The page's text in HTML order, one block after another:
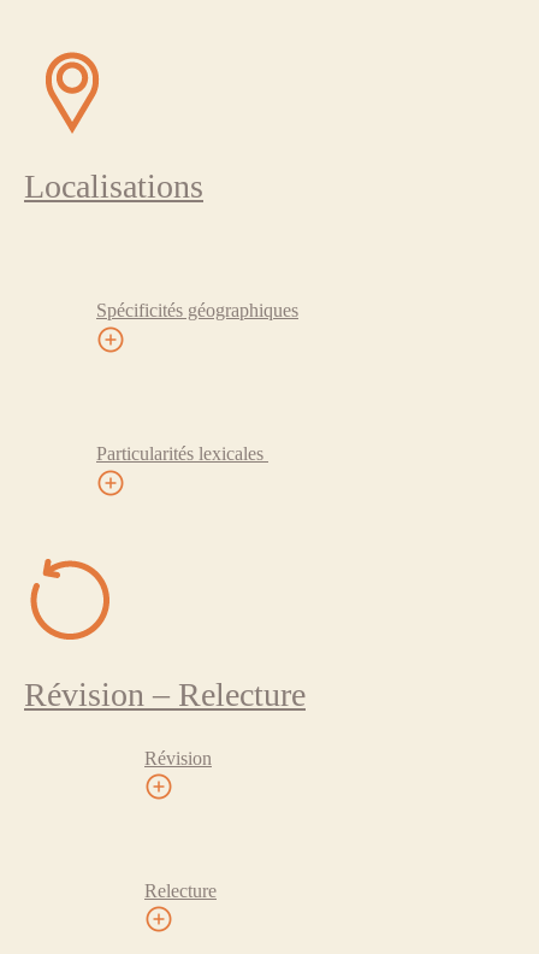
Localisations
Spécificités géographiques
Particularités lexicales
Révision – Relecture
Révision
Relecture